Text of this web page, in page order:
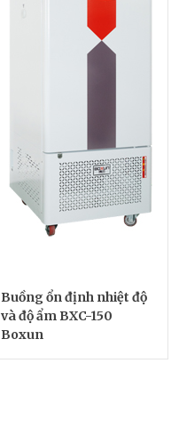
Buồng ổn định nhiệt độ
và độ ẩm BXC-150
Boxun